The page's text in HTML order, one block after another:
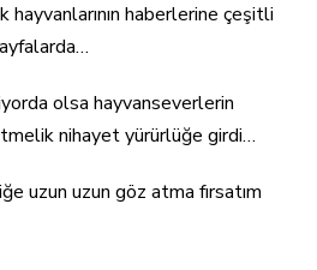
haberlerine çeşitli
olsa hayvanseverlerin
nihayet yürürlüğe girdi…
uzun uzun göz atma fırsatım